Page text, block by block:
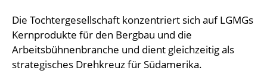
Die Tochtergesellschaft konzentriert sich auf LGMGs
Kernprodukte für den Bergbau und die
Arbeitsbühnenbranche und dient gleichzeitig als
strategisches Drehkreuz für Südamerika.